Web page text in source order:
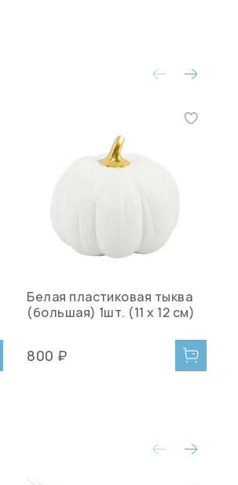
Белая пластиковая тыква
(большая) 1шт. (11 х 12 см)
800 ₽